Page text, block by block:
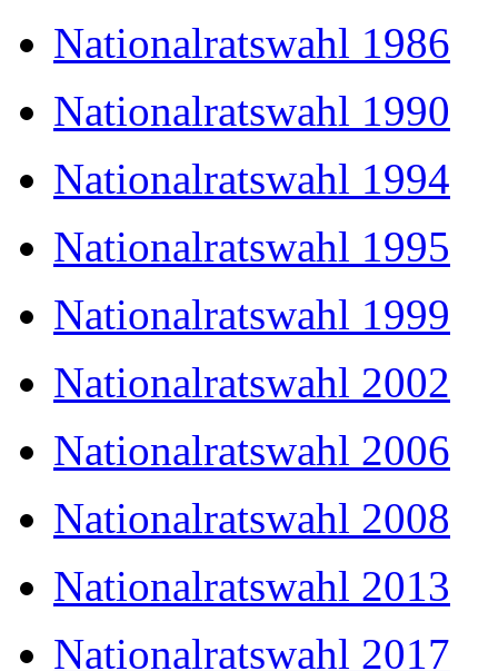
Nationalratswahl 1986
Nationalratswahl 1990
Nationalratswahl 1994
Nationalratswahl 1995
Nationalratswahl 1999
Nationalratswahl 2002
Nationalratswahl 2006
Nationalratswahl 2008
Nationalratswahl 2013
Nationalratswahl 2017